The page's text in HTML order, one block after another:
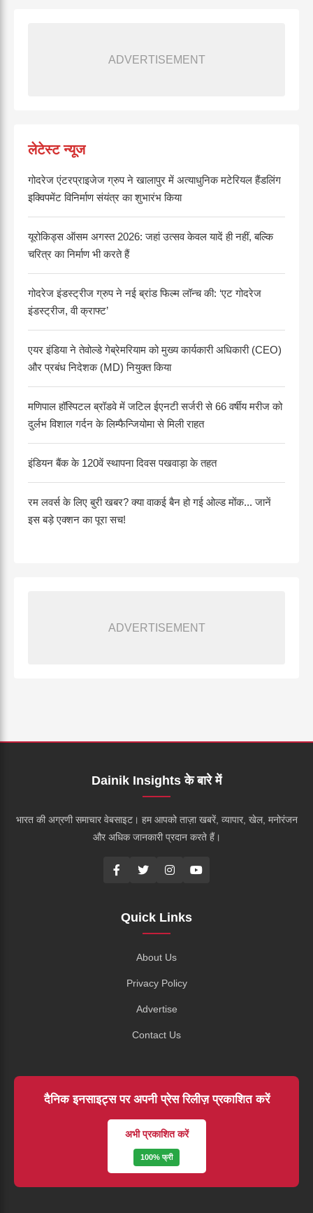
ADVERTISEMENT
लेटेस्ट न्यूज
गोदरेज एंटरप्राइजेज ग्रुप ने खालापुर में अत्याधुनिक मटेरियल हैंडलिंग
इक्विपमेंट विनिर्माण संयंत्र का शुभारंभ किया
यूरोकिड्स ऑसम अगस्त 2026: जहां उत्सव केवल यादें ही नहीं, बल्कि
चरित्र का निर्माण भी करते हैं
गोदरेज इंडस्ट्रीज ग्रुप ने नई ब्रांड फिल्म लॉन्च की: ‘एट गोदरेज
इंडस्ट्रीज, वी क्राफ्ट’
एयर इंडिया ने तेवोल्डे गेब्रेमरियाम को मुख्य कार्यकारी अधिकारी (CEO)
और प्रबंध निदेशक (MD) नियुक्त किया
मणिपाल हॉस्पिटल ब्रॉडवे में जटिल ईएनटी सर्जरी से 66 वर्षीय मरीज को
दुर्लभ विशाल गर्दन के लिम्फैन्जियोमा से मिली राहत
इंडियन बैंक के 120वें स्थापना दिवस पखवाड़ा के तहत
रम लवर्स के लिए बुरी खबर? क्या वाकई बैन हो गई ओल्ड मोंक... जानें
इस बड़े एक्शन का पूरा सच!
ADVERTISEMENT
Dainik Insights के बारे में
भारत की अग्रणी समाचार वेबसाइट। हम आपको ताज़ा खबरें, व्यापार, खेल, मनोरंजन
और अधिक जानकारी प्रदान करते हैं।
Quick Links
About Us
Privacy Policy
Advertise
Contact Us
दैनिक इनसाइट्स पर अपनी प्रेस रिलीज़ प्रकाशित करें
अभी प्रकाशित करें
100% फ्री